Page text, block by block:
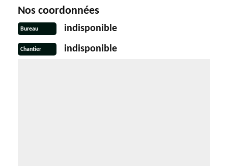
Nos coordonnées
Bureau indisponible
Chantier indisponible